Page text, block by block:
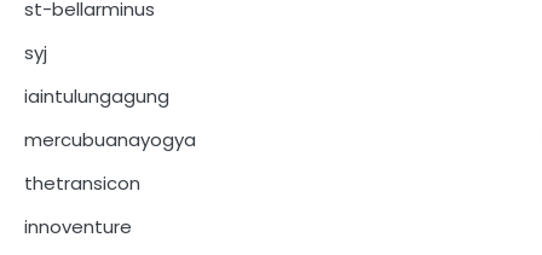
st-bellarminus
syj
iaintulungagung
mercubuanayogya
thetransicon
innoventure